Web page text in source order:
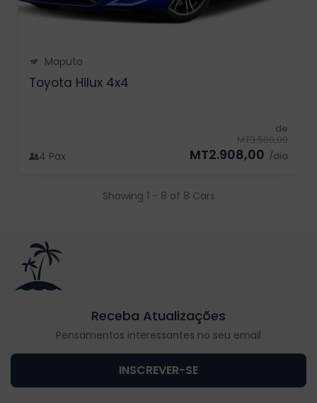
Maputo
Toyota Hilux 4x4
4 Pax
de
MT3.500,00
MT2.908,00 /dia
Showing 1 - 8 of 8 Cars
Receba Atualizações
Pensamentos interessantes no seu email
INSCREVER-SE